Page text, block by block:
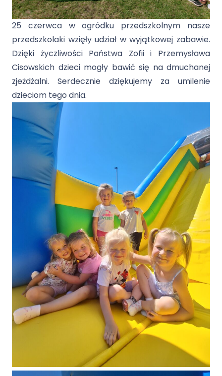
25 czerwca w ogródku przedszkolnym nasze
przedszkolaki wzięły udział w wyjątkowej zabawie.
Dzięki życzliwości Państwa Zofii i Przemysława
Cisowskich dzieci mogły bawić się na dmuchanej
zjeżdżalni. Serdecznie dziękujemy za umilenie
dzieciom tego dnia.